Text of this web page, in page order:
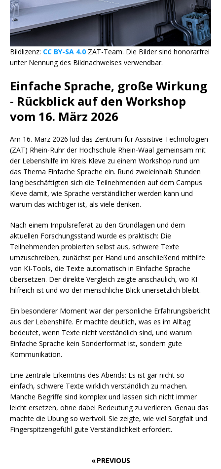
Bildlizenz: CC BY-SA 4.0 ZAT-Team. Die Bilder sind honorarfrei
unter Nennung des Bildnachweises verwendbar.
Einfache Sprache, große Wirkung
- Rückblick auf den Workshop
vom 16. März 2026
Am 16. März 2026 lud das Zentrum für Assistive Technologien
(ZAT) Rhein-Ruhr der Hochschule Rhein-Waal gemeinsam mit
der Lebenshilfe im Kreis Kleve zu einem Workshop rund um
das Thema Einfache Sprache ein. Rund zweieinhalb Stunden
lang beschäftigten sich die Teilnehmenden auf dem Campus
Kleve damit, wie Sprache verständlicher werden kann und
warum das wichtiger ist, als viele denken.
Nach einem Impulsreferat zu den Grundlagen und dem
aktuellen Forschungsstand wurde es praktisch: Die
Teilnehmenden probierten selbst aus, schwere Texte
umzuschreiben, zunächst per Hand und anschließend mithilfe
von KI-Tools, die Texte automatisch in Einfache Sprache
übersetzen. Der direkte Vergleich zeigte anschaulich, wo KI
hilfreich ist und wo der menschliche Blick unersetzlich bleibt.
Ein besonderer Moment war der persönliche Erfahrungsbericht
aus der Lebenshilfe. Er machte deutlich, was es im Alltag
bedeutet, wenn Texte nicht verständlich sind, und warum
Einfache Sprache kein Sonderformat ist, sondern gute
Kommunikation.
Eine zentrale Erkenntnis des Abends: Es ist gar nicht so
einfach, schwere Texte wirklich verständlich zu machen.
Manche Begriffe sind komplex und lassen sich nicht immer
leicht ersetzen, ohne dabei Bedeutung zu verlieren. Genau das
machte die Übung so wertvoll. Sie zeigte, wie viel Sorgfalt und
Fingerspitzengefühl gute Verständlichkeit erfordert.
« PREVIOUS